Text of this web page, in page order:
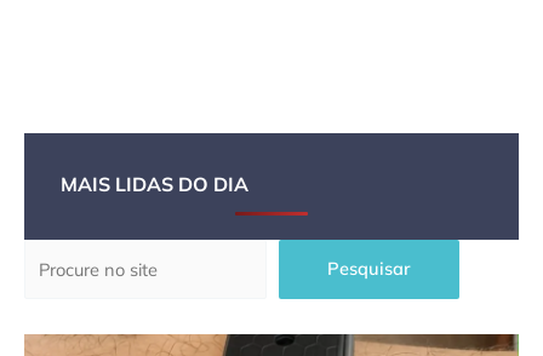
MAIS LIDAS DO DIA
Pesquisar